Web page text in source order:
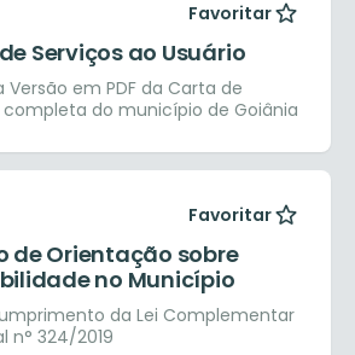
Favoritar
Serviços ao Usuário
Versão em PDF da Carta de
completa do município de Goiânia
Favoritar
de Orientação sobre
no Município
da Lei Complementar
n° 324/2019